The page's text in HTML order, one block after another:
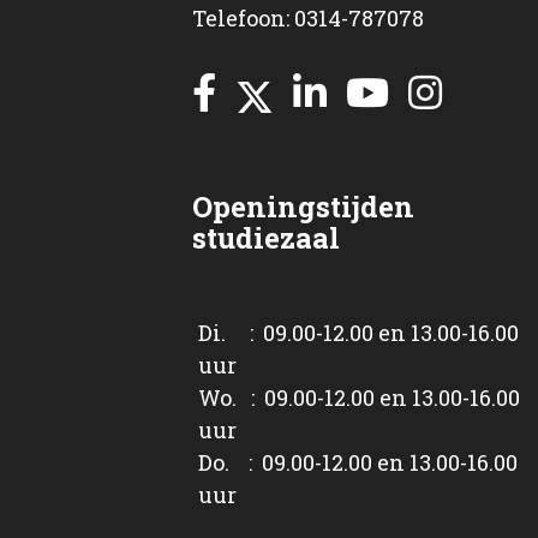
Telefoon: 0314-787078
Openingstijden
studiezaal
Di. : 09.00-12.00 en 13.00-16.00
uur
Wo. : 09.00-12.00 en 13.00-16.00
uur
Do. : 09.00-12.00 en 13.00-16.00
uur